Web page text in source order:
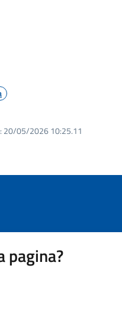
20/05/2026 10:25.11
pagina?